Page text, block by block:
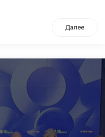
Далее